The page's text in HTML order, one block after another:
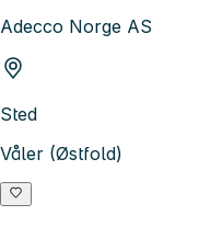
Adecco Norge AS
Sted
Våler (Østfold)